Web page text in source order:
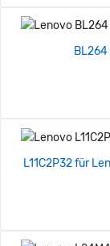
L11C2P32 für